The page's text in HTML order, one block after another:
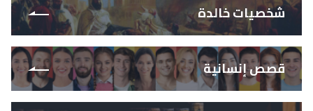
شخصيات خالدة
قصص إنسانية